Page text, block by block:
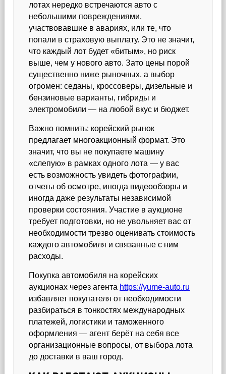
лотах нередко встречаются авто с
небольшими повреждениями,
участвовавшие в авариях, или те, что
попали в страховую выплату. Это не значит,
что каждый лот будет «битым», но риск
выше, чем у нового авто. Зато цены порой
существенно ниже рыночных, а выбор
огромен: седаны, кроссоверы, дизельные и
бензиновые варианты, гибриды и
электромобили — на любой вкус и бюджет.
Важно помнить: корейский рынок
предлагает многоакционный формат. Это
значит, что вы не покупаете машину
«слепую» в рамках одного лота — у вас
есть возможность увидеть фотографии,
отчеты об осмотре, иногда видеообзоры и
иногда даже результаты независимой
проверки состояния. Участие в аукционе
требует подготовки, но не увольняет вас от
необходимости трезво оценивать стоимость
каждого автомобиля и связанные с ним
расходы.
Покупка автомобиля на корейских
аукционах через агента https://yume-auto.ru
избавляет покупателя от необходимости
разбираться в тонкостях международных
платежей, логистики и таможенного
оформления — агент берёт на себя все
организационные вопросы, от выбора лота
до доставки в ваш город.